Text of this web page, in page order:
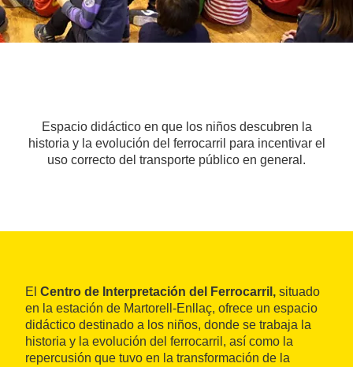
Espacio didáctico en que los niños descubren la
historia y la evolución del ferrocarril para incentivar el
uso correcto del transporte público en general.
El Centro de Interpretación del Ferrocarril, situado
en la estación de Martorell-Enllaç, ofrece un espacio
didáctico destinado a los niños, donde se trabaja la
historia y la evolución del ferrocarril, así como la
repercusión que tuvo en la transformación de la